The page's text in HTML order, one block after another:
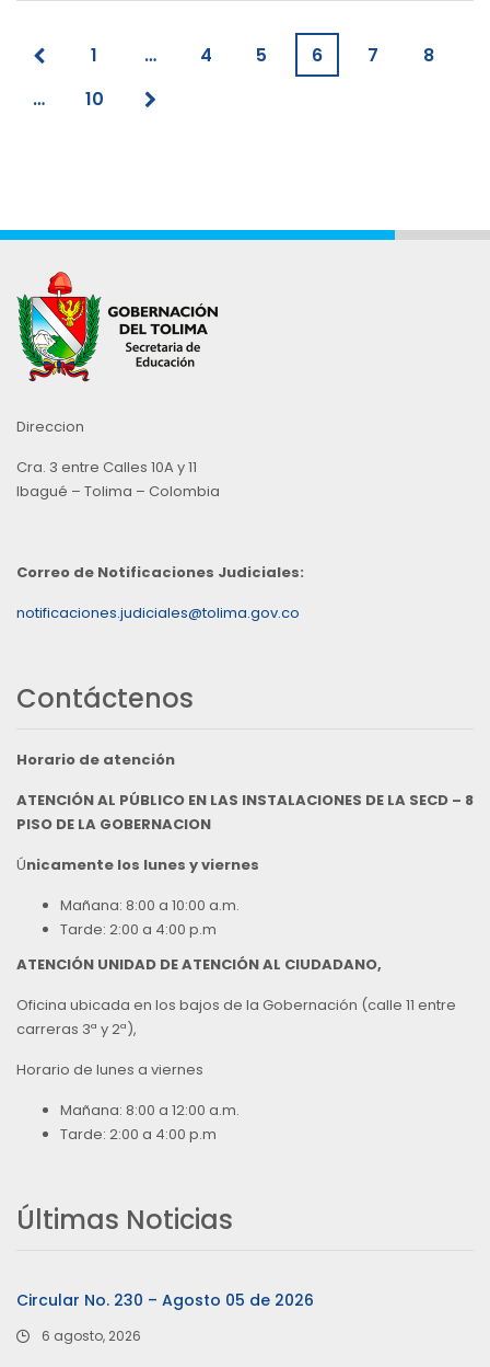
1 … 4 5 6 7
8
…
10
Direccion
Cra. 3 entre Calles 10A y 11
Ibagué – Tolima – Colombia
Correo de Notificaciones Judiciales:
notificaciones.judiciales@tolima.gov.co
Contáctenos
Horario de atención
ATENCIÓN AL PÚBLICO EN LAS INSTALACIONES DE LA SECD – 8
PISO DE LA GOBERNACION
Únicamente los lunes y viernes
Mañana: 8:00 a 10:00 a.m.
Tarde: 2:00 a 4:00 p.m
ATENCIÓN UNIDAD DE ATENCIÓN AL CIUDADANO,
Oficina ubicada en los bajos de la Gobernación (calle 11 entre
carreras 3ª y 2ª),
Horario de lunes a viernes
Mañana: 8:00 a 12:00 a.m.
Tarde: 2:00 a 4:00 p.m
Últimas Noticias
Circular No. 230 – Agosto 05 de 2026
6 agosto, 2026